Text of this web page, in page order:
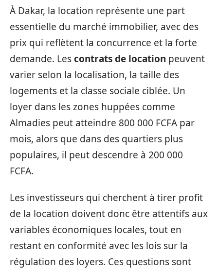
À Dakar, la location représente une part
essentielle du marché immobilier, avec des
prix qui reflètent la concurrence et la forte
demande. Lescontrats de location peuvent
varier selon la localisation, la taille des
logements et la classe sociale ciblée. Un
loyer dans les zones huppées comme
Almadies peut atteindre 800 000 FCFA par
mois, alors que dans des quartiers plus
populaires, il peut descendre à 200 000
FCFA.
Les investisseurs qui cherchent à tirer profit
de la location doivent donc être attentifs aux
variables économiques locales, tout en
restant en conformité avec les lois sur la
régulation des loyers. Ces questions sont